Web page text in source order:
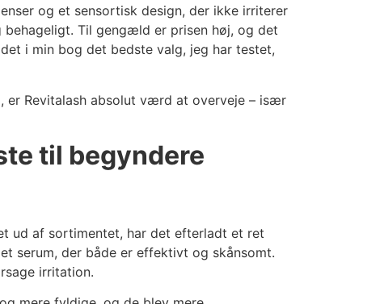
og et sensortisk design, der ikke irriterer
Til gengæld er prisen høj, og det
i min bog det bedste valg, jeg har testet,
er Revitalash absolut værd at overveje – især
til begyndere
ud af sortimentet, har det efterladt et ret
serum, der både er effektivt og skånsomt.
irritation.